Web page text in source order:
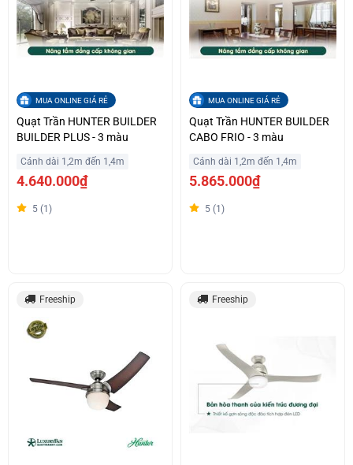
MUA ONLINE GIÁ RẺ
Quạt Trần HUNTER BUILDER
BUILDER PLUS - 3 màu
Cánh dài 1,2m đến 1,4m
4.640.000₫
5 (1)
MUA ONLINE GIÁ RẺ
Quạt Trần HUNTER BUILDER
CABO FRIO - 3 màu
Cánh dài 1,2m đến 1,4m
5.865.000₫
5 (1)
Freeship Freeship